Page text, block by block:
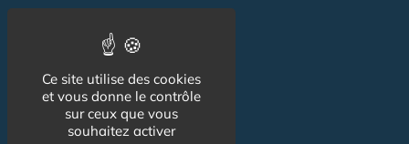
Association
NOS AUTRES SITES :
Ce site utilise des cookies
et vous donne le contrôle
sur ceux que vous
souhaitez activer